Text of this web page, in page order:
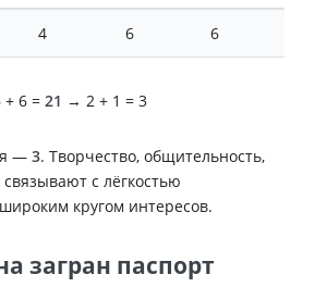
4 6 6
+ 6 = 21 → 2 + 1 = 3
— 3. Творчество, общительность,
с лёгкостью
кругом интересов.
загран паспорт